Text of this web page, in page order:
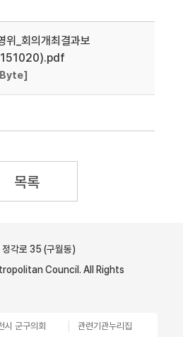
위_회의개최결과보
목록
각로 35 (구월동)
Council. All Rights
시 군구의회 관련기관누리집